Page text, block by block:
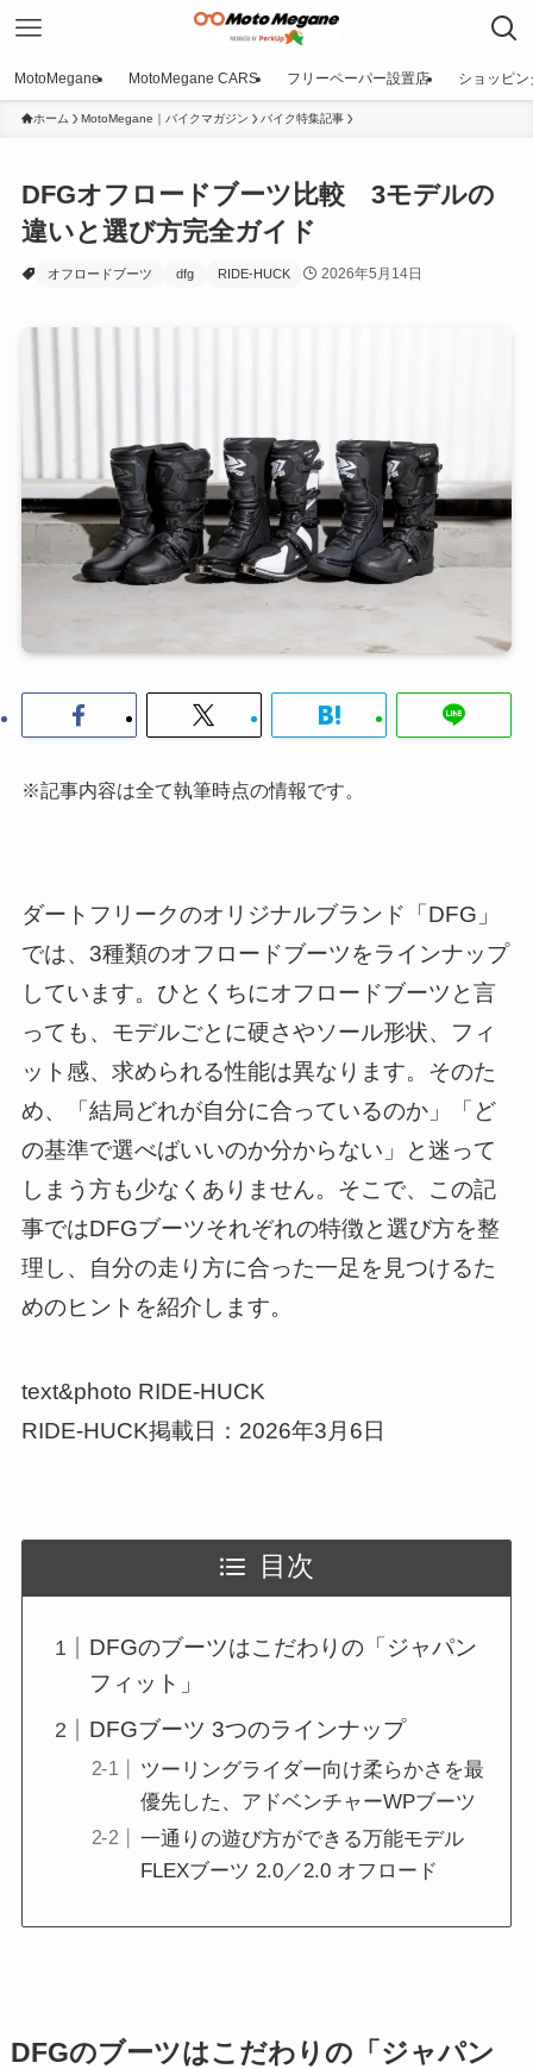
MotoMegane MotoMegane CARS フリーペーパー設置店 ショッピン
ホーム MotoMegane｜バイクマガジン バイク特集記事
DFGオフロードブーツ比較 3モデルの
違いと選び方完全ガイド
オフロードブーツ dfg RIDE-HUCK 2026年5月14日
※記事内容は全て執筆時点の情報です。
ダートフリークのオリジナルブランド「DFG」
では、3種類のオフロードブーツをラインナップ
しています。ひとくちにオフロードブーツと言
っても、モデルごとに硬さやソール形状、フィ
ット感、求められる性能は異なります。そのた
め、「結局どれが自分に合っているのか」「ど
の基準で選べばいいのか分からない」と迷って
しまう方も少なくありません。そこで、この記
事ではDFGブーツそれぞれの特徴と選び方を整
理し、自分の走り方に合った一足を見つけるた
めのヒントを紹介します。
text&photo RIDE-HUCK
RIDE-HUCK掲載日：2026年3月6日
目次
DFGのブーツはこだわりの「ジャパン
フィット」
DFGブーツ 3つのラインナップ
ツーリングライダー向け柔らかさを最
優先した、アドベンチャーWPブーツ
一通りの遊び方ができる万能モデル
FLEXブーツ 2.0／2.0 オフロード
DFGのブーツはこだわりの「ジャパン